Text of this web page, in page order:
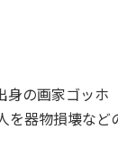
の画家ゴッ
器物損壊な